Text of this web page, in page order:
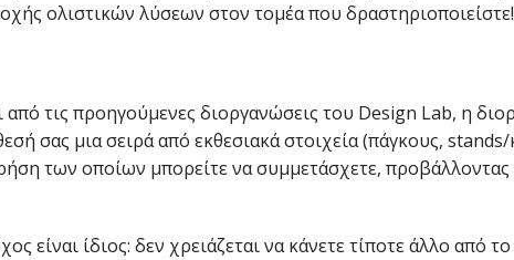
ολιστικών λύσεων στον τομέα που δραστηριοποιείστε!
τις προηγούμενες διοργανώσεις του Design Lab, η
σας μια σειρά από εκθεσιακά στοιχεία (πάγκους,
των οποίων μπορείτε να συμμετάσχετε, προβάλλοντας
είναι ίδιος: δεν χρειάζεται να κάνετε τίποτε άλλο από